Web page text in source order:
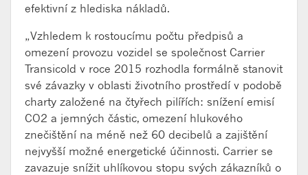
efektivní z hlediska nákladů.
„Vzhledem k rostoucímu počtu předpisů a
omezení provozu vozidel se společnost Carrier
Transicold v roce 2015 rozhodla formálně stanovit
své závazky v oblasti životního prostředí v podobě
charty založené na čtyřech pilířích: snížení emisí
CO2 a jemných částic, omezení hlukového
znečištění na méně než 60 decibelů a zajištění
nejvyšší možné energetické účinnosti. Carrier se
zavazuje snížit uhlíkovou stopu svých zákazníků o